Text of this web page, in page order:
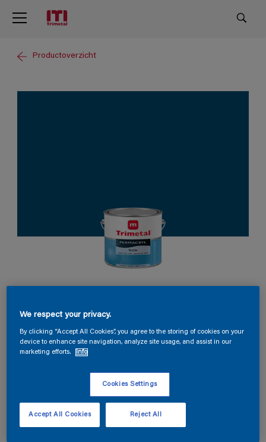
Productoverzicht
Permacryl Satin
S6.46.22
Kleur wijzigen
Verpakkingsgrootte
Aantal
We respect your privacy.
By clicking “Accept All Cookies”, you agree to the storing of cookies on your
device to enhance site navigation, analyze site usage, and assist in our
marketing efforts.
Info
Cookies Settings
Reject All
Accept All Cookies